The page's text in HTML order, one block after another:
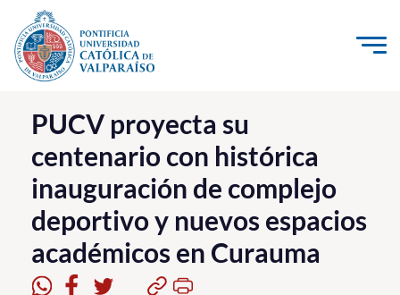
Click acá para ir directamente al contenido
La Universidad
Investigación, Creación e Innovación
PUCV Internacional
Vinculación con el Medio
Admisión
PUCV proyecta su
centenario con histórica
inauguración de complejo
deportivo y nuevos espacios
académicos en Curauma